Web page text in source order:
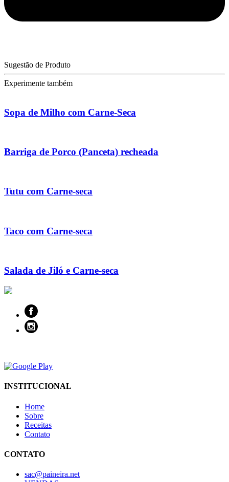
Sugestão de Produto
Experimente também
Sopa de Milho com Carne-Seca
Barriga de Porco (Panceta) recheada
Tutu com Carne-seca
Taco com Carne-seca
Salada de Jiló e Carne-seca
INSTITUCIONAL
Home
Sobre
Receitas
Contato
CONTATO
sac@paineira.net